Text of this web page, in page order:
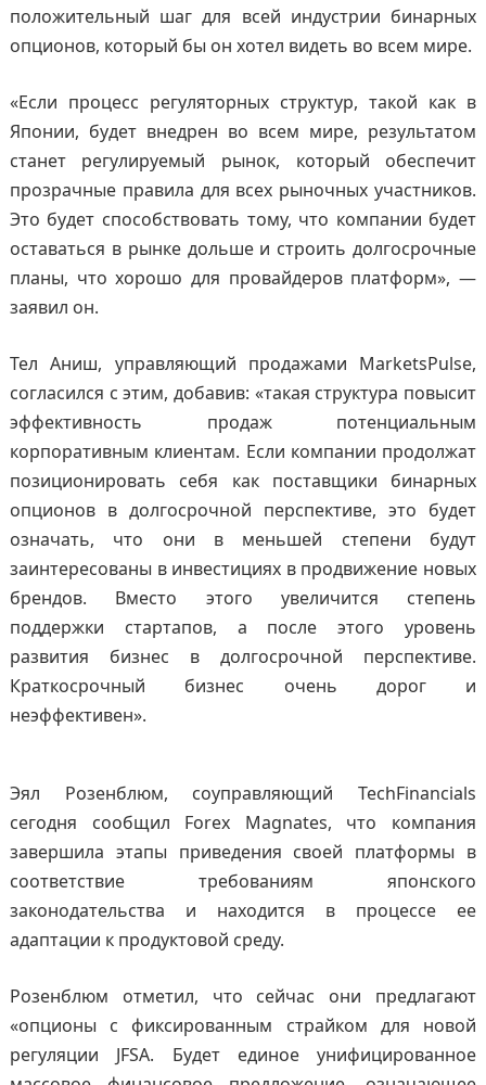
положительный шаг для всей индустрии бинарных
опционов, который бы он хотел видеть во всем мире.
«Если процесс регуляторных структур, такой как в
Японии, будет внедрен во всем мире, результатом
станет регулируемый рынок, который обеспечит
прозрачные правила для всех рыночных участников.
Это будет способствовать тому, что компании будет
оставаться в рынке дольше и строить долгосрочные
планы, что хорошо для провайдеров платформ», —
заявил он.
Тел Аниш, управляющий продажами MarketsPulse,
согласился с этим, добавив: «такая структура повысит
эффективность продаж потенциальным
корпоративным клиентам. Если компании продолжат
позиционировать себя как поставщики бинарных
опционов в долгосрочной перспективе, это будет
означать, что они в меньшей степени будут
заинтересованы в инвестициях в продвижение новых
брендов. Вместо этого увеличится степень
поддержки стартапов, а после этого уровень
развития бизнес в долгосрочной перспективе.
Краткосрочный бизнес очень дорог и
неэффективен».
Эял Розенблюм, соуправляющий TechFinancials
сегодня сообщил Forex Magnates, что компания
завершила этапы приведения своей платформы в
соответствие требованиям японского
законодательства и находится в процессе ее
адаптации к продуктовой среду.
Розенблюм отметил, что сейчас они предлагают
«опционы с фиксированным страйком для новой
регуляции JFSA. Будет единое унифицированное